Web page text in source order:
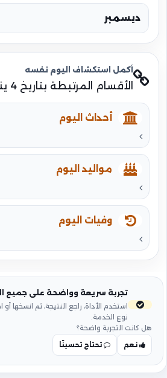
ديسمبر
أكمل استكشاف اليوم نفسه
الأقسام المرتبطة بتاريخ 4 يناير
أحداث اليوم
مواليد اليوم
وفيات اليوم
تجربة سريعة وواضحة على جميع
استخدم الأداة، راجع النتيجة، ثم انسخها
نوع الخدمة.
هل كانت التجربة واضحة؟
نعم
تحتاج تحسينًا